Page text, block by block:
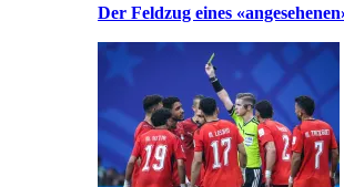
Der Feldzug eines